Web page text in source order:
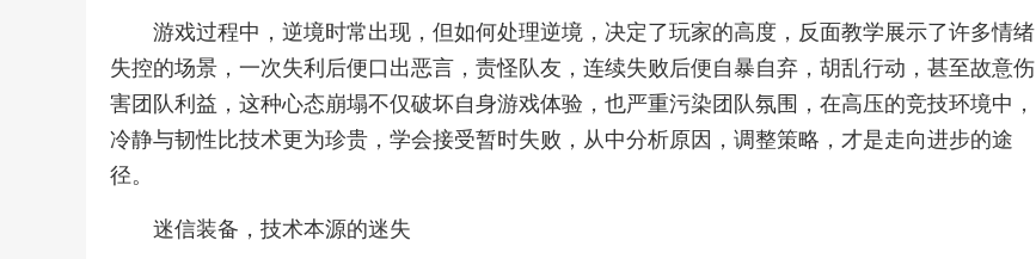
游戏过程中，逆境时常出现，但如何处理逆境，决定了玩家的高度，反面教学展示了许多情绪
失控的场景，一次失利后便口出恶言，责怪队友，连续失败后便自暴自弃，胡乱行动，甚至故意伤
害团队利益，这种心态崩塌不仅破坏自身游戏体验，也严重污染团队氛围，在高压的竞技环境中，
冷静与韧性比技术更为珍贵，学会接受暂时失败，从中分析原因，调整策略，才是走向进步的途
径。
迷信装备，技术本源的迷失